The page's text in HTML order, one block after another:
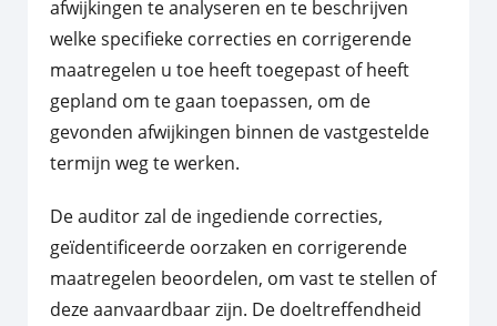
afwijkingen te analyseren en te beschrijven
welke specifieke correcties en corrigerende
maatregelen u toe heeft toegepast of heeft
gepland om te gaan toepassen, om de
gevonden afwijkingen binnen de vastgestelde
termijn weg te werken.
De auditor zal de ingediende correcties,
geïdentificeerde oorzaken en corrigerende
maatregelen beoordelen, om vast te stellen of
deze aanvaardbaar zijn. De doeltreffendheid